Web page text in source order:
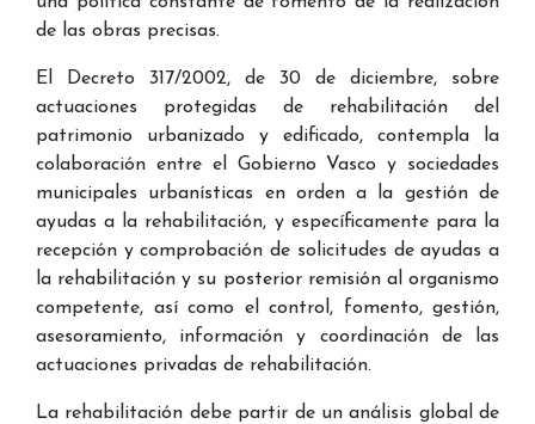
de las obras precisas.
El Decreto 317/2002, de 30 de diciembre, sobre
actuaciones protegidas de rehabilitación del
patrimonio urbanizado y edificado, contempla la
colaboración entre el Gobierno Vasco y sociedades
municipales urbanísticas en orden a la gestión de
ayudas a la rehabilitación, y específicamente para la
recepción y comprobación de solicitudes de ayudas a
la rehabilitación y su posterior remisión al organismo
competente, así como el control, fomento, gestión,
asesoramiento, información y coordinación de las
actuaciones privadas de rehabilitación.
La rehabilitación debe partir de un análisis global de